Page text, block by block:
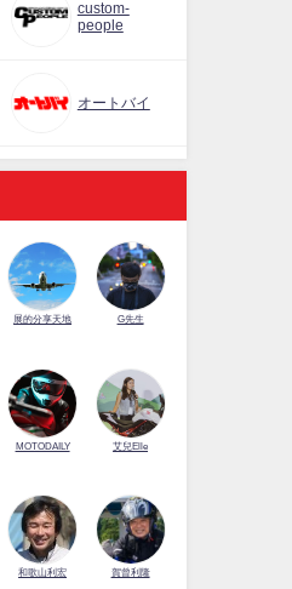
custom-
people
オートバイ
展的分享天地 G先生
MOTODAILY 艾兒Elle
和歌山利宏 賀曾利隆